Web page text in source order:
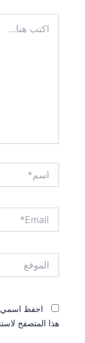
هنا...
احفظ اسمي،
هذا المتصفح